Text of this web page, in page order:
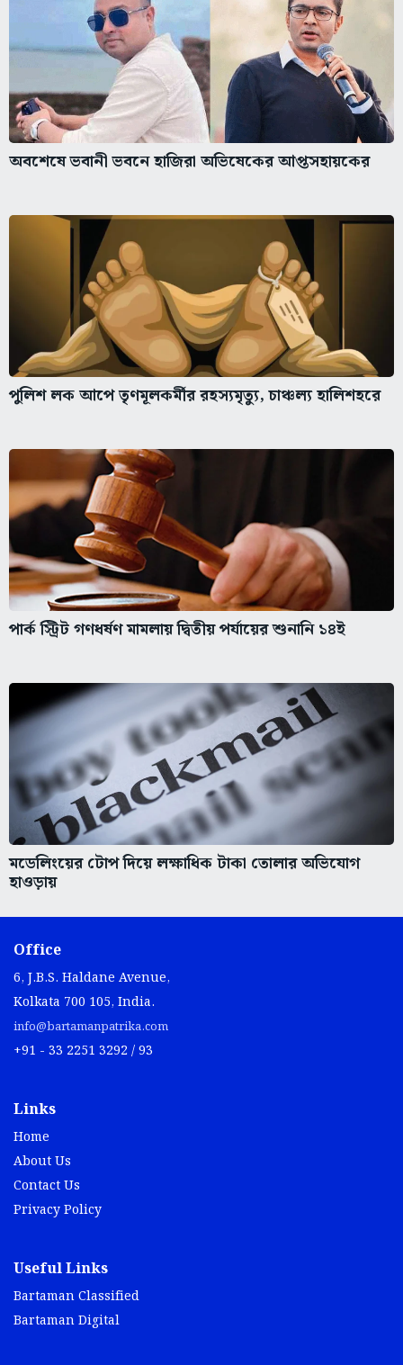
অবশেষে ভবানী ভবনে হাজিরা অভিষেকের আপ্তসহায়কের
পুলিশ লক আপে তৃণমূলকর্মীর রহস্যমৃত্যু, চাঞ্চল্য হালিশহরে
পার্ক স্ট্রিট গণধর্ষণ মামলায় দ্বিতীয় পর্যায়ের শুনানি ১৪ই
মডেলিংয়ের টোপ দিয়ে লক্ষাধিক টাকা তোলার অভিযোগ
হাওড়ায়
Office
6, J.B.S. Haldane Avenue,
Kolkata 700 105, India.
info@bartamanpatrika.com
+91 - 33 2251 3292 / 93
Links
Home
About Us
Contact Us
Privacy Policy
Useful Links
Bartaman Classified
Bartaman Digital